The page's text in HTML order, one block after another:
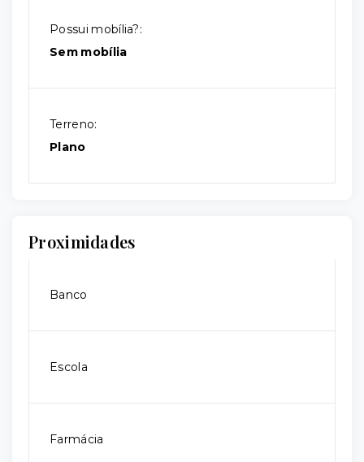
Possui mobília?:
Sem mobília
Terreno:
Plano
Proximidades
Banco
Escola
Farmácia